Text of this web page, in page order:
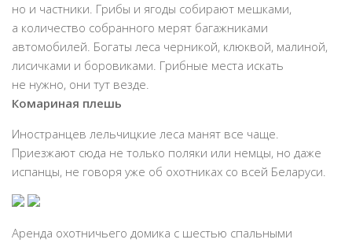
но и частники. Грибы и ягоды собирают мешками,
а количество собранного мерят багажниками
автомобилей. Богаты леса черникой, клюквой, малиной,
лисичками и боровиками. Грибные места искать
не нужно, они тут везде.
Комариная плешь
Иностранцев лельчицкие леса манят все чаще.
Приезжают сюда не только поляки или немцы, но даже
испанцы, не говоря уже об охотниках со всей Беларуси.
Аренда охотничьего домика с шестью спальными